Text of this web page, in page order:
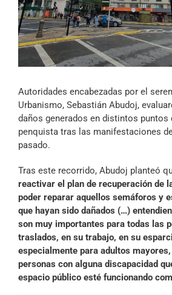
Música Clásica
Especiales
Archivo Sonoro
Autoridades encabezadas por el
Urbanismo, Sebastián Abudoj,
daños generados en distintos puntos
penquista tras las manifestaciones
pasado.
Tras este recorrido, Abudoj planteó
reactivar el plan de recuperación de
poder reparar aquellos semáforos y
que hayan sido dañados (…)
son muy importantes para todas las
traslados, en su trabajo, en su
especialmente para adultos
personas con alguna discapacidad
espacio público esté funcionando